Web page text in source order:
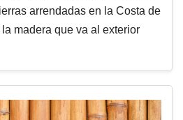
arrendadas en la Costa de
madera que va al exterior